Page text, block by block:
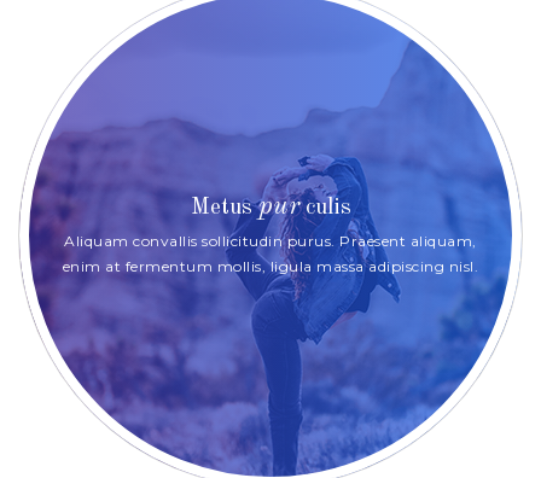
Metuspurculis
Aliquam convallis sollicitudin purus. Praesent aliquam,
enim at fermentum mollis, ligula massa adipiscing nisl.